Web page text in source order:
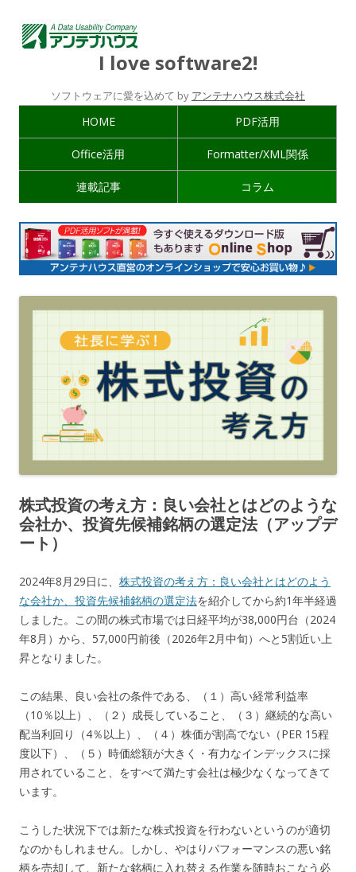
I love software2!
ソフトウェアに愛を込めて by アンテナハウス株式会社
HOME PDF活用
Office活用 Formatter/XML関係
連載記事 コラム
株式投資の考え方：良い会社とはどのような
会社か、投資先候補銘柄の選定法（アップデ
ート）
2024年8月29日に、 株式投資の考え方：良い会社とはどのよう
な会社か、投資先候補銘柄の選定法を紹介してから約1年半経過
しました。この間の株式市場では日経平均が38,000円台（2024
年8月）から、57,000円前後（2026年2月中旬）へと5割近い上
昇となりました。
この結果、良い会社の条件である、（１）高い経常利益率
（10％以上）、（２）成長していること、（３）継続的な高い
配当利回り（4％以上）、（４）株価が割高でない（PER 15程
度以下）、（５）時価総額が大きく・有力なインデックスに採
用されていること、をすべて満たす会社は極少なくなってきて
います。
こうした状況下では新たな株式投資を行わないというのが適切
なのかもしれません。しかし、やはりパフォーマンスの悪い銘
柄を売却して、新たな銘柄に入れ替える作業を随時おこなう必